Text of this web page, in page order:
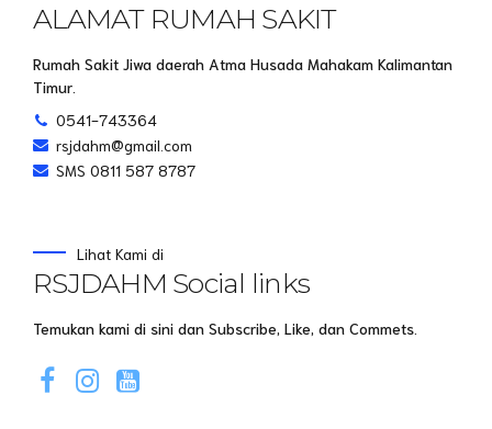
ALAMAT RUMAH SAKIT
Rumah Sakit Jiwa daerah Atma Husada Mahakam Kalimantan
Timur.
0541-743364
rsjdahm@gmail.com
SMS 0811 587 8787
Lihat Kami di
RSJDAHM Social links
Temukan kami di sini dan Subscribe, Like, dan Commets.